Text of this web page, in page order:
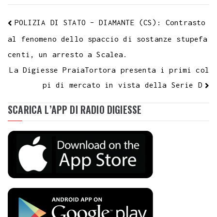
POLIZIA DI STATO – DIAMANTE (CS): Contrasto
al fenomeno dello spaccio di sostanze stupefa
centi, un arresto a Scalea.
La Digiesse PraiaTortora presenta i primi col
pi di mercato in vista della Serie D
SCARICA L’APP DI RADIO DIGIESSE